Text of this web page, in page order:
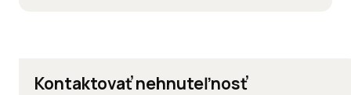
Kontaktovať nehnuteľnosť